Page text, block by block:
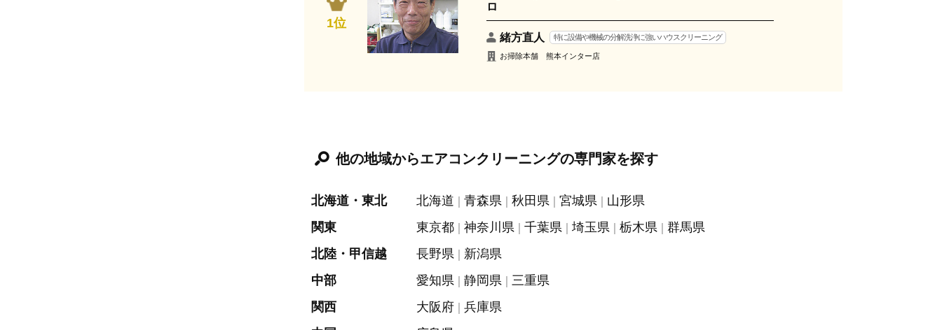
1位
ロ
緒方直人 特に設備や機械の分解洗浄に強いハウスクリーニング
お掃除本舗 熊本インター店
他の地域からエアコンクリーニングの専門家を探す
北海道・東北 北海道 青森県 秋田県 宮城県
山形県
関東
東京都 神奈川県 千葉県 埼玉県 栃木県
群馬県
北陸・甲信越
長野県
新潟県
中部
愛知県 静岡県
三重県
関西
大阪府
兵庫県